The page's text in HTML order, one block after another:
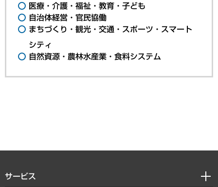
医療・介護・福祉・教育・子ども
自治体経営・官民協働
まちづくり・観光・交通・スポーツ・スマート
シティ
自然資源・農林水産業・食料システム
サービス